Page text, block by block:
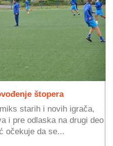
štopera
starih i novih igrača,
i pre odlaska na drugi deo
očekuje da se...